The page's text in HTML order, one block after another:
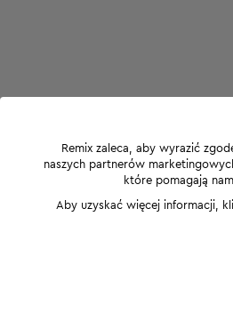
Remix zaleca, aby wyrazić
naszych partnerów
które pomagają
Aby uzyskać więcej informacji,